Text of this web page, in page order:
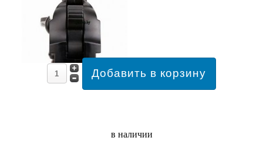
в наличии